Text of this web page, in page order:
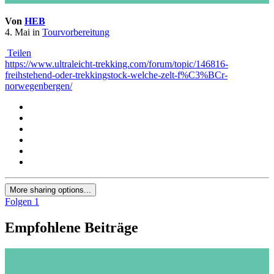
Von HEB
4. Mai in Tourvorbereitung
Teilen
https://www.ultraleicht-trekking.com/forum/topic/146816-
freihstehend-oder-trekkingstock-welche-zelt-f%C3%BCr-
norwegenbergen/
More sharing options...
Folgen 1
Empfohlene Beiträge